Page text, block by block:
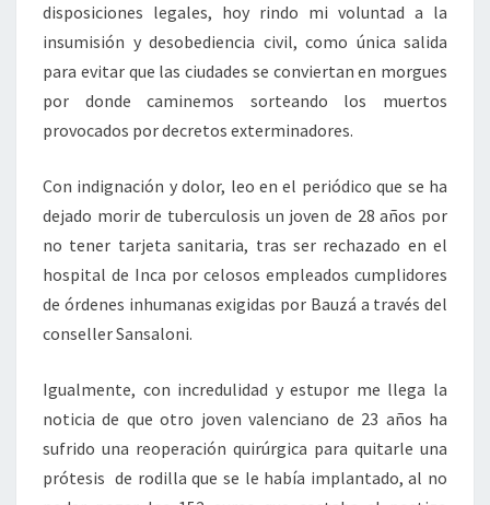
disposiciones legales, hoy rindo mi voluntad a la
insumisión y desobediencia civil, como única salida
para evitar que las ciudades se conviertan en morgues
por donde caminemos sorteando los muertos
provocados por decretos exterminadores.
Con indignación y dolor, leo en el periódico que se ha
dejado morir de tuberculosis un joven de 28 años por
no tener tarjeta sanitaria, tras ser rechazado en el
hospital de Inca por celosos empleados cumplidores
de órdenes inhumanas exigidas por Bauzá a través del
conseller Sansaloni.
Igualmente, con incredulidad y estupor me llega la
noticia de que otro joven valenciano de 23 años ha
sufrido una reoperación quirúrgica para quitarle una
prótesis de rodilla que se le había implantado, al no